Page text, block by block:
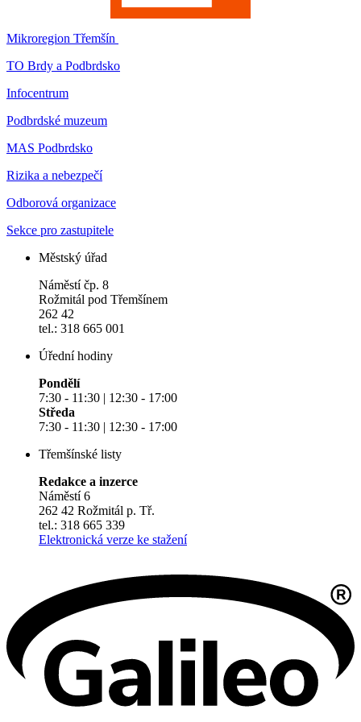
Mikroregion Třemšín
TO Brdy a Podbrdsko
Infocentrum
Podbrdské muzeum
MAS Podbrdsko
Rizika a nebezpečí
Odborová organizace
Sekce pro zastupitele
Městský úřad
Náměstí čp. 8
Rožmitál pod Třemšínem
262 42
tel.: 318 665 001
Úřední hodiny
Pondělí
7:30 - 11:30 | 12:30 - 17:00
Středa
7:30 - 11:30 | 12:30 - 17:00
Třemšínské listy
Redakce a inzerce
Náměstí 6
262 42 Rožmitál p. Tř.
tel.: 318 665 339
Elektronická verze ke stažení